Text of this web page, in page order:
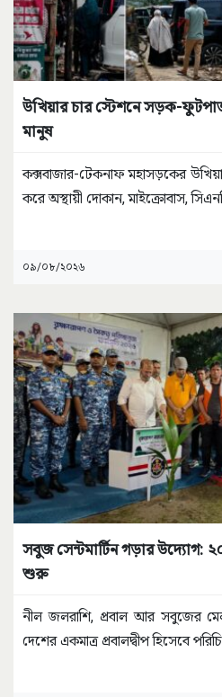
উখিয়ার চার স্টেশনে সড়ক-
মানুষ
কক্সবাজার-টেকনাফ মহাসড়কের
করে অস্থায়ী দোকান, মাইক্রোবাস,
০৯/০৮/২০২৬
সবুজ সেন্টমার্টিন গড়ার উদ্যোগ:
শুরু
নীল জলরাশি, প্রবাল আর সবুজের
দেশের একমাত্র প্রবালদ্বীপ হিসেবে